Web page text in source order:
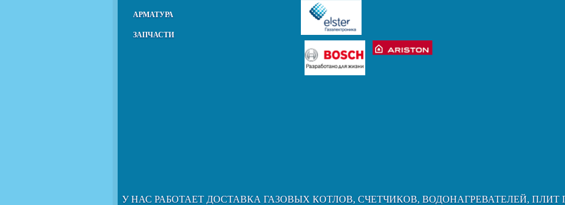
АРМАТУРА
ЗАПЧАСТИ
У НАС РАБОТАЕТ ДОСТАВКА ГАЗОВЫХ КОТЛОВ, СЧЕТЧИКОВ, ВОДОНАГРЕВАТЕЛЕЙ,